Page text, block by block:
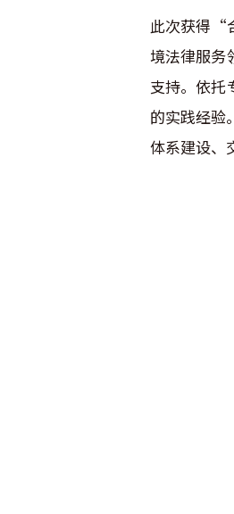
此次获得“
境法律服务
支持。依托
的实践经
体系建设、